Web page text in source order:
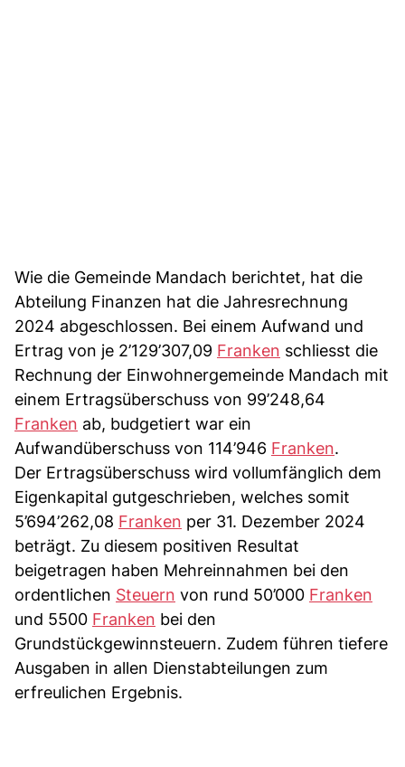
Wie die Gemeinde Mandach berichtet, hat die
Abteilung Finanzen hat die Jahresrechnung
2024 abgeschlossen. Bei einem Aufwand und
Ertrag von je 2’129’307,09 Franken schliesst die
Rechnung der Einwohnergemeinde Mandach mit
einem Ertragsüberschuss von 99’248,64
Franken ab, budgetiert war ein
Aufwandüberschuss von 114’946 Franken.
Der Ertragsüberschuss wird vollumfänglich dem
Eigenkapital gutgeschrieben, welches somit
5’694’262,08 Franken per 31. Dezember 2024
beträgt. Zu diesem positiven Resultat
beigetragen haben Mehreinnahmen bei den
ordentlichen Steuern von rund 50’000 Franken
und 5500 Franken bei den
Grundstückgewinnsteuern. Zudem führen tiefere
Ausgaben in allen Dienstabteilungen zum
erfreulichen Ergebnis.